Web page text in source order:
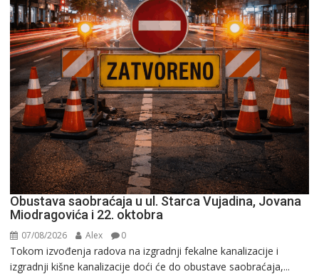
Obustava saobraćaja u ul. Starca Vujadina, Jovana
Miodragovića i 22. oktobra
07/08/2026 Alex 0
Tokom izvođenja radova na izgradnji fekalne kanalizacije i
izgradnji kišne kanalizacije doći će do obustave saobraćaja,...